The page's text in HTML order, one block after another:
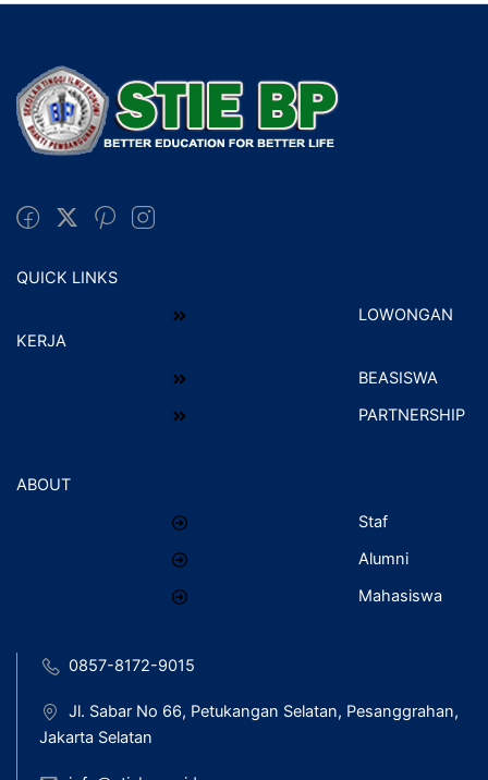
QUICK LINKS
LOWONGAN
KERJA
BEASISWA
PARTNERSHIP
ABOUT
Staf
Alumni
Mahasiswa
0857-8172-9015
Jl. Sabar No 66, Petukangan Selatan, Pesanggrahan,
Jakarta Selatan